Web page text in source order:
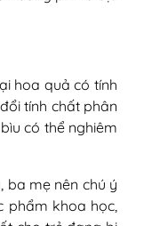
hoa quả có tính
tính chất phân
có thể nghiêm
ba mẹ nên chú ý
phẩm khoa học,